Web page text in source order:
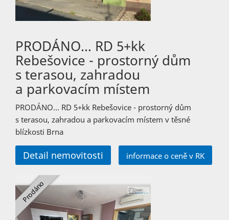
PRODÁNO… RD 5+kk
Rebešovice - prostorný dům
s terasou, zahradou
a parkovacím místem
PRODÁNO… RD 5+kk Rebešovice - prostorný dům
s terasou, zahradou a parkovacím místem v těsné
blízkosti Brna
Detail nemovitosti informace o ceně v RK